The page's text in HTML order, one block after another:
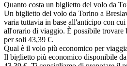
Quanto costa un biglietto del volo da
Un biglietto del volo da Torino a
varia tuttavia in base all'anticipo con
all'orario di viaggio. È possibile trovare
per soli 43,39 €.
Qual è il volo più economico per
Il biglietto più economico disponibile